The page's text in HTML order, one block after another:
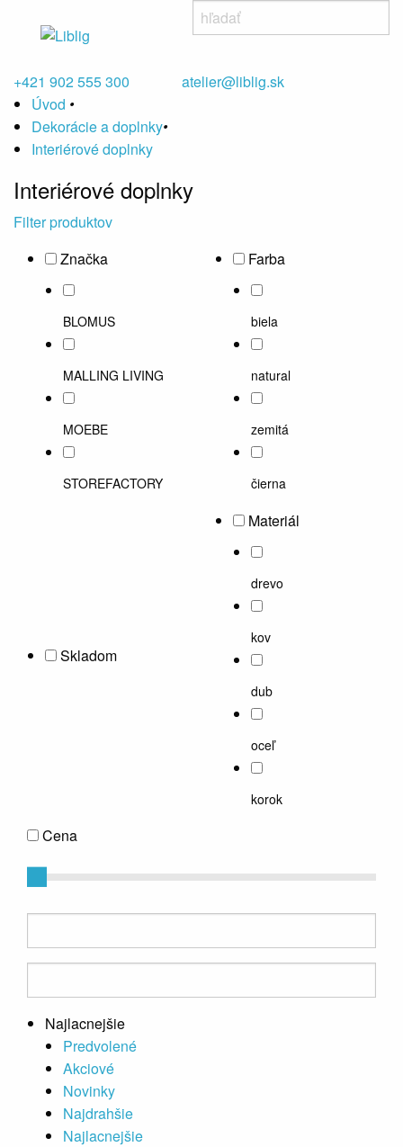
+421 902 555 300
atelier@liblig.sk
Úvod •
Dekorácie a doplnky•
Interiérové doplnky
Interiérové doplnky
Filter produktov
Značka
BLOMUS
MALLING LIVING
MOEBE
STOREFACTORY
Farba
biela
natural
zemitá
čierna
Skladom
Materiál
drevo
kov
dub
oceľ
korok
Cena
Najlacnejšie
Predvolené
Akciové
Novinky
Najdrahšie
Najlacnejšie